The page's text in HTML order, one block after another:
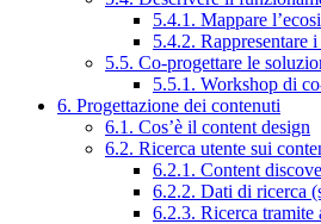
5.4.1. Mappare
5.4.2. Rappresentare
5.5. Co-progettare le
5.5.1. Workshop di
6. Progettazione dei contenuti
6.1. Cos’è il content design
6.2. Ricerca utente sui
6.2.1. Content
6.2.2. Dati di ricerca
6.2.3. Ricerca tramite